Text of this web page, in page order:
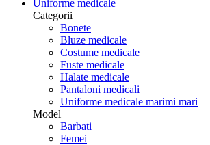
Uniforme medicale
Categorii
Bonete
Bluze medicale
Costume medicale
Fuste medicale
Halate medicale
Pantaloni medicali
Uniforme medicale marimi mari
Model
Barbati
Femei